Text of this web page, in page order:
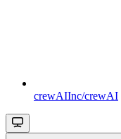
crewAIInc/crewAI